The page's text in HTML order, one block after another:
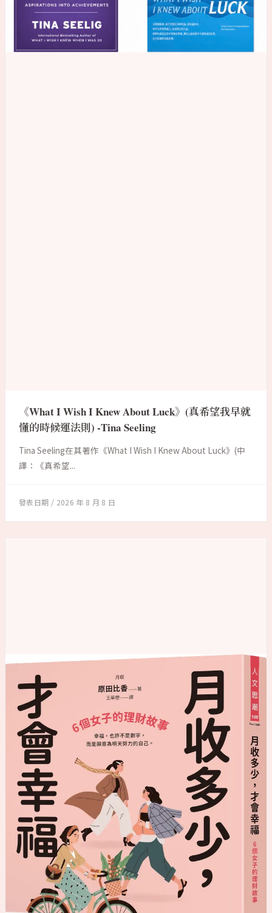
《What I Wish I Knew About Luck》(真希望我早就
懂的時候運法則) -Tina Seeling
Tina Seeling在其著作《What I Wish I Knew About Luck》(中
譯：《真希望...
2026 年 8 月 8 日